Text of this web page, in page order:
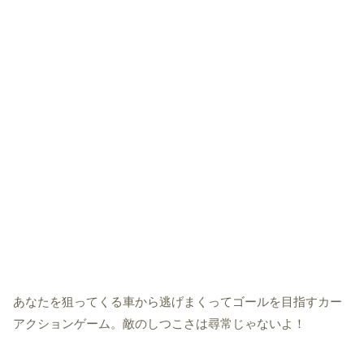
あなたを狙ってくる車から逃げまくってゴールを目指すカー
アクションゲーム。敵のしつこさは尋常じゃないよ！